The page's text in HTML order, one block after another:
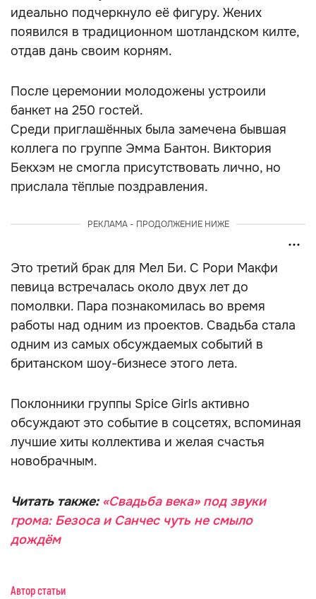
идеально подчеркнуло её фигуру. Жених
появился в традиционном шотландском килте,
отдав дань своим корням.
После церемонии молодожены устроили
банкет на 250 гостей.
Среди приглашённых была замечена бывшая
коллега по группе Эмма Бантон. Виктория
Бекхэм не смогла присутствовать лично, но
прислала тёплые поздравления.
РЕКЛАМА - ПРОДОЛЖЕНИЕ НИЖЕ
Это третий брак для Мел Би. С Рори Макфи
певица встречалась около двух лет до
помолвки. Пара познакомилась во время
работы над одним из проектов. Свадьба стала
одним из самых обсуждаемых событий в
британском шоу-бизнесе этого лета.
Поклонники группы Spice Girls активно
обсуждают это событие в соцсетях, вспоминая
лучшие хиты коллектива и желая счастья
новобрачным.
Читать также: «Свадьба века» под звуки
грома: Безоса и Санчес чуть не смыло
дождём
Автор статьи